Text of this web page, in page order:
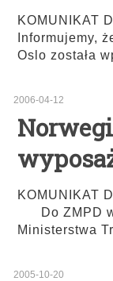
KOMUNIKAT
Informujemy,
Oslo została
2006-04-12
KOMUNIKAT
Do ZMPD
Ministerstwa
2005-10-20